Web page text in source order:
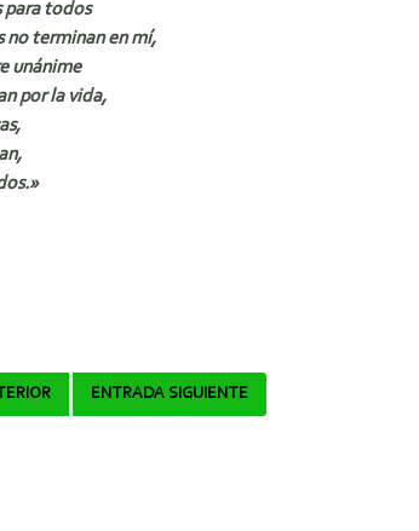
para todos
no terminan en mí,
unánime
por la vida,
ENTRADA SIGUIENTE